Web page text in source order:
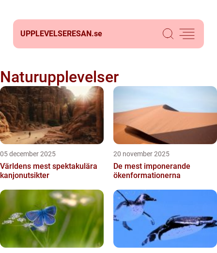
UPPLEVELSERESAN.se
Naturupplevelser
05 december 2025
Världens mest spektakulära
kanjonutsikter
20 november 2025
De mest imponerande
ökenformationerna